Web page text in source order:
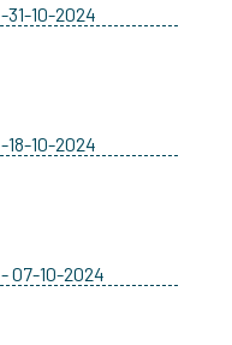
31-10-2024
18-10-2024
07-10-2024